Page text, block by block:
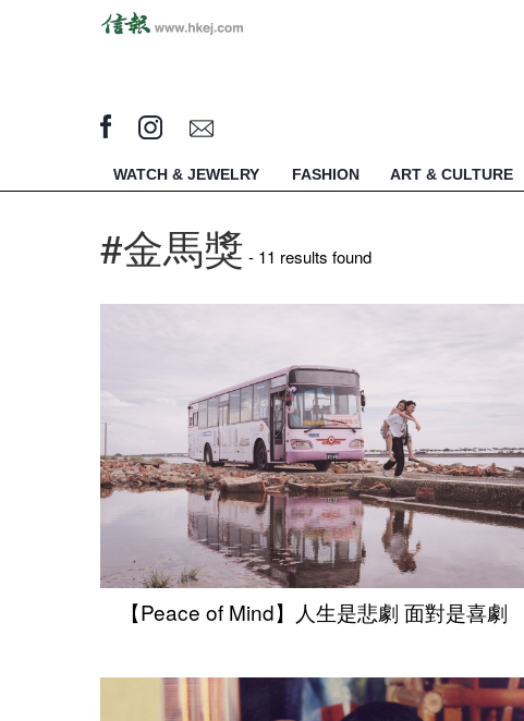
WATCH & JEWELRY FASHION ART & CULTURE
#金馬獎 - 11 results found
【Peace of Mind】人生是悲劇 面對是喜劇